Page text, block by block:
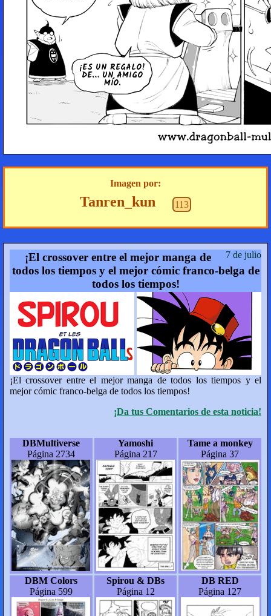
¡ES UN REGALO!
DE… UN AMIGO
MÍO.
Imagen por:
Tanren_kun 113
7 de julio
¡El crossover entre el mejor manga de
todos los tiempos y el mejor cómic franco-belga de
todos los tiempos!
¡El crossover entre el mejor manga de todos los tiempos y el
mejor cómic franco-belga de todos los tiempos!
¡Da tus Comentarios de esta noticia!
DBMultiverse
Página 2734
Yamoshi
Página 217
Tame a monkey
Página 37
DBM Colors
Página 599
Spirou & DBs
Página 12
DB RED
Página 127